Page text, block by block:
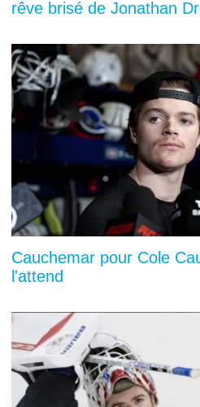
rêve brisé de Jonathan
Cauchemar pour Cole
l'attend